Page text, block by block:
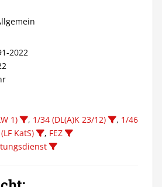
2022
1) , 1/34 (DL(A)K 23/12) , 1/46
KatS) , FEZ